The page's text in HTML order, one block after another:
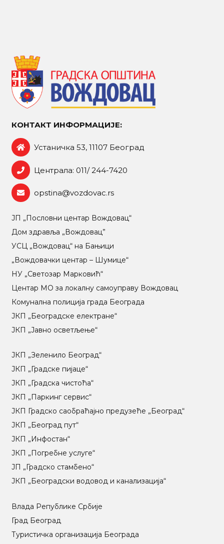
КОНТАКТ ИНФОРМАЦИЈЕ:
Устаничка 53, 11107 Београд
Централа: 011/ 244-7420
opstina@vozdovac.rs
ЈП „Пословни центар Вождовац“
Дом здравља „Вождовац”
УСЦ „Вождовац“ на Бањици
„Вождовачки центар – Шумице“
НУ „Светозар Марковић“
Центар МO за локалну самоуправу Вождовац
Комунална полиција града Београда
ЈКП „Београдске електране“
ЈКП „Јавно осветљење“
ЈКП „Зеленило Београд“
ЈКП „Градске пијаце“
ЈКП „Градска чистоћа“
ЈКП „Паркинг сервис“
ЈКП Градско саобраћајно предузеће „Београд“
ЈКП „Београд пут“
ЈКП „Инфостан“
ЈКП „Погребне услуге“
ЈП „Градско стамбено“
ЈКП „Београдски водовод и канализација“
Влада Републике Србије
Град Београд
Туристичка организација Београда